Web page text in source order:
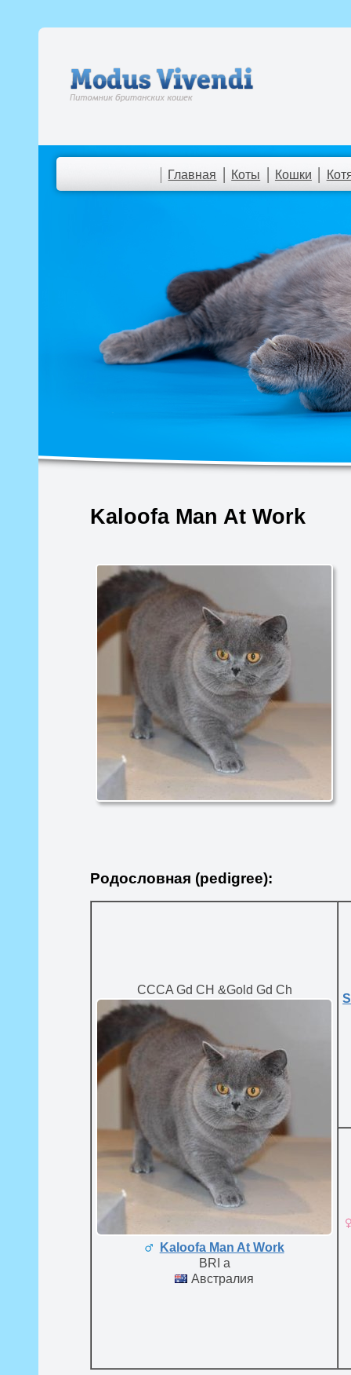
Главная Коты Кошки
Kaloofa Man At Work
Родословная (pedigree):
CCCA Gd CH &Gold Gd Ch
Kaloofa Man At Work
BRI a
Австралия